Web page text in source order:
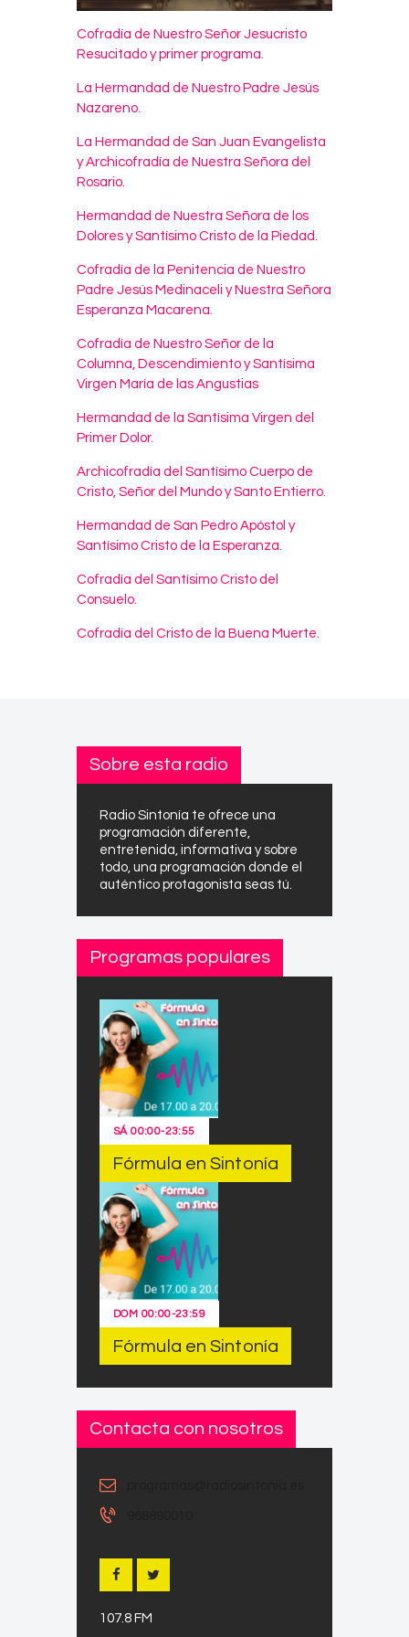
Cofradía de Nuestro Señor Jesucristo
Resucitado y primer programa.
La Hermandad de Nuestro Padre Jesús
Nazareno.
La Hermandad de San Juan Evangelista
y Archicofradía de Nuestra Señora del
Rosario.
Hermandad de Nuestra Señora de los
Dolores y Santísimo Cristo de la Piedad.
Cofradía de la Penitencia de Nuestro
Padre Jesús Medinaceli y Nuestra Señora
Esperanza Macarena.
Cofradía de Nuestro Señor de la
Columna, Descendimiento y Santísima
Virgen María de las Angustias
Hermandad de la Santísima Virgen del
Primer Dolor.
Archicofradía del Santísimo Cuerpo de
Cristo, Señor del Mundo y Santo Entierro.
Hermandad de San Pedro Apóstol y
Santísimo Cristo de la Esperanza.
Cofradía del Santísimo Cristo del
Consuelo.
Cofradía del Cristo de la Buena Muerte.
Sobre esta radio
Radio Sintonía te ofrece una
programación diferente,
entretenida, informativa y sobre
todo, una programación donde el
auténtico protagonista seas tú.
Programas populares
SÁ00:00-23:55
Fórmula en Sintonía
DOM 00:00-23:59
Fórmula en Sintonía
Contacta con nosotros
107.8 FM